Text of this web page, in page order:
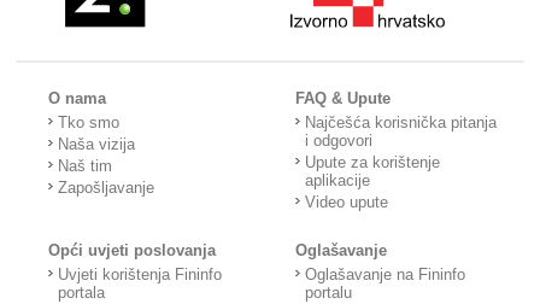
O nama
Tko smo
Naša vizija
Naš tim
Zapošljavanje
FAQ & Upute
Najčešća korisnička pitanja
i odgovori
Upute za korištenje
aplikacije
Video upute
Opći uvjeti poslovanja
Uvjeti korištenja Fininfo
portala
Oglašavanje
Oglašavanje na Fininfo
portalu